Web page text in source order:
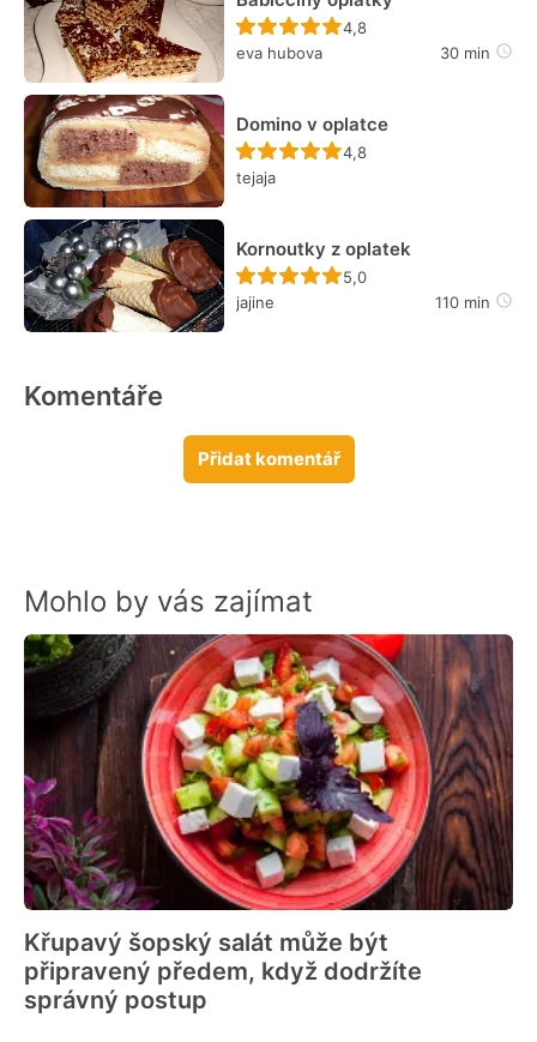
Recept ještě nebyl
4,8
eva hubova
30 min
Domino v oplatce
Recept ještě nebyl
4,8
tejaja
Kornoutky z oplatek
Recept ještě nebyl
5,0
jajine
110 min
Komentáře
Přidat komentář
Mohlo by vás zajímat
Křupavý šopský salát může být
připravený předem, když dodržíte
správný postup